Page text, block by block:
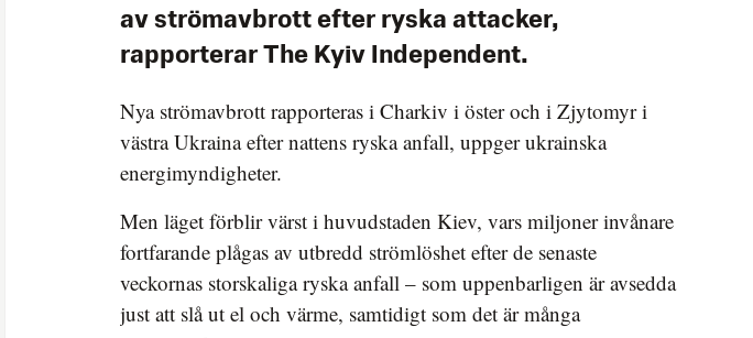
av strömavbrott efter ryska attacker,
rapporterar The Kyiv Independent.
Nya strömavbrott rapporteras i Charkiv i öster och i Zjytomyr i
västra Ukraina efter nattens ryska anfall, uppger ukrainska
energimyndigheter.
Men läget förblir värst i huvudstaden Kiev, vars miljoner invånare
fortfarande plågas av utbredd strömlöshet efter de senaste
veckornas storskaliga ryska anfall – som uppenbarligen är avsedda
just att slå ut el och värme, samtidigt som det är många